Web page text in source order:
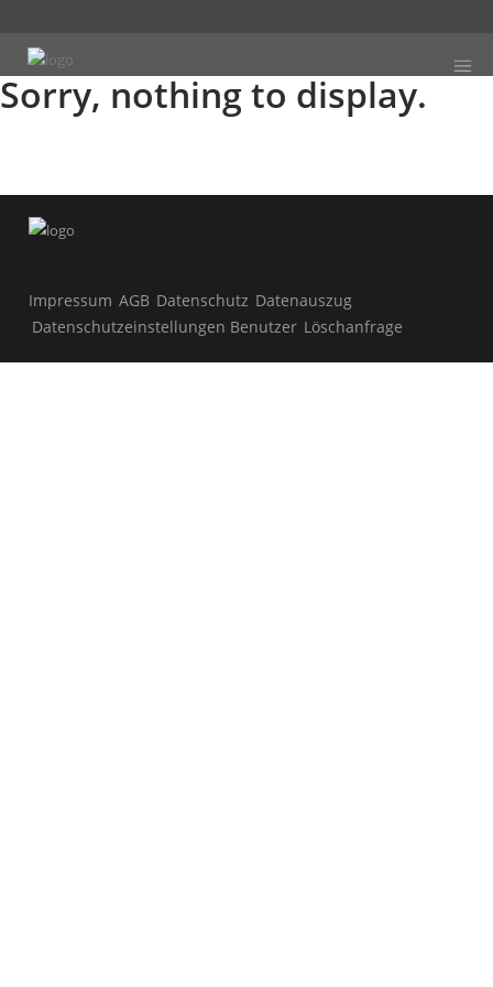
Sorry, nothing to display.
Impressum AGB Datenschutz Datenauszug
Datenschutzeinstellungen Benutzer Löschanfrage